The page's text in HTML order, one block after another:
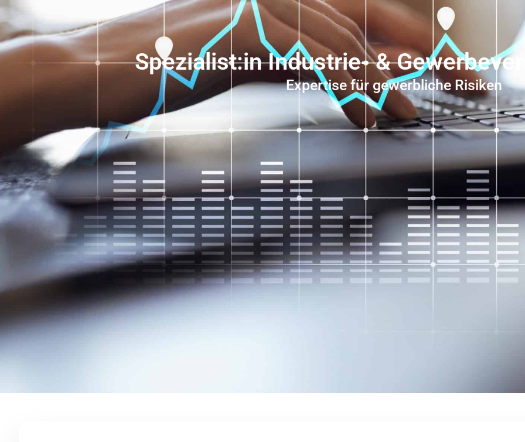
Spezialist:in Industrie- &
Expertise für gewerbliche Risiken